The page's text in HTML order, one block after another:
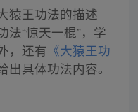
猿王功法的描述
法“惊天一棍”，学
，还有 《大猿王功
具体功法内容。